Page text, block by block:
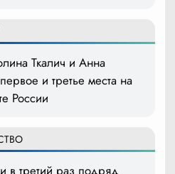
Ткалич и Анна
и третье места на
России